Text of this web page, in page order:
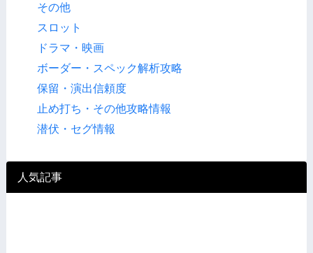
その他
スロット
ドラマ・映画
ボーダー・スペック解析攻略
保留・演出信頼度
止め打ち・その他攻略情報
潜伏・セグ情報
人気記事